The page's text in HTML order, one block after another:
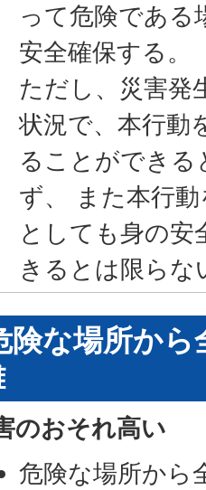
って危険である
安全確保する。
ただし、災害発
状況で、本行動
ることができる
ず、 また本行
としても身の安
きるとは限らな
険な場所から
のおそれ高い
危険な場所から